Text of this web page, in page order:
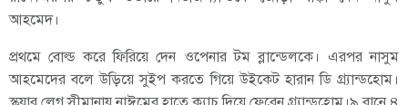
আহমেদ।
প্রথমে বোল্ড করে ফিরিয়ে দেন ওপেনার টম ব্লান্ডেলকে। এরপর নাসুম
আহমেদের বলে উড়িয়ে সুইপ করতে গিয়ে উইকেট হারান ডি গ্র্যান্ডহোম।